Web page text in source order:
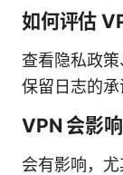
如何评估
查看隐私政
保留日志的承
VPN 会影
会有影响，